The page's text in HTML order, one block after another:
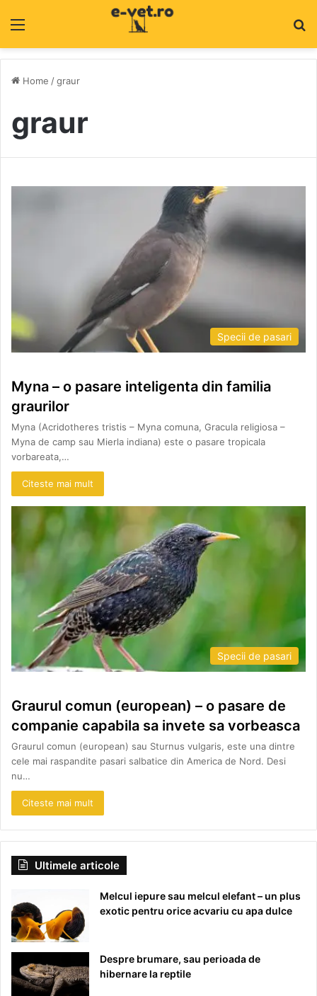
Home /graur
graur
Specii de pasari
Myna – o pasare inteligenta din familia
graurilor
Myna (Acridotheres tristis – Myna comuna, Gracula religiosa –
Myna de camp sau Mierla indiana) este o pasare tropicala
vorbareata,…
Citeste mai mult
Specii de pasari
Graurul comun (european) – o pasare de
companie capabila sa invete sa vorbeasca
Graurul comun (european) sau Sturnus vulgaris, este una dintre
cele mai raspandite pasari salbatice din America de Nord. Desi
nu…
Citeste mai mult
Ultimele articole
Melcul iepure sau melcul elefant – un plus
exotic pentru orice acvariu cu apa dulce
Despre brumare, sau perioada de
hibernare la reptile